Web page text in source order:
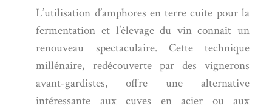
L’utilisation d’amphores en terre cuite pour la
fermentation et l’élevage du vin connaît un
renouveau spectaculaire. Cette technique
millénaire, redécouverte par des vignerons
avant-gardistes, offre une alternative
intéressante aux cuves en acier ou aux